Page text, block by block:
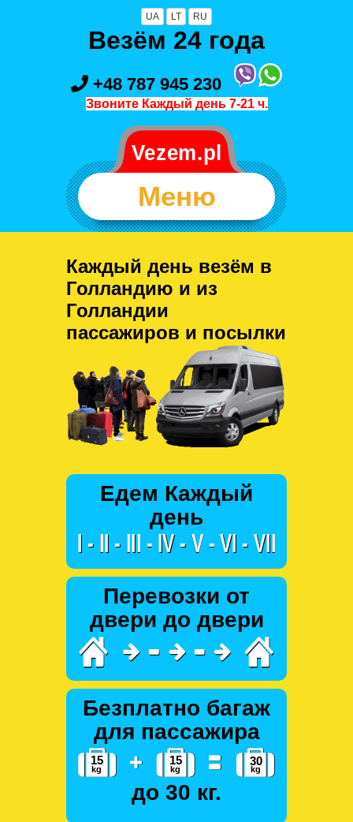
UA LT RU
Везём 24 года
+48 787 945 230
Звоните Каждый день 7-21 ч.
Меню
Каждый день везём в
Голландию и из
Голландии
пассажиров и посылки
Едем Каждый
день
Перевозки от
двери до двери
Безплатно багаж
для пассажира
до 30 кг.